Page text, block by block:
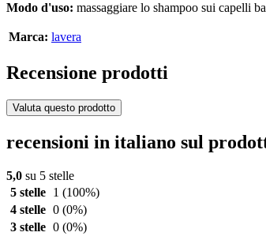
Modo d'uso: massaggiare lo shampoo sui capelli
Marca: lavera
Recensione prodotti
Valuta questo prodotto
recensioni in italiano sul
5,0 su 5 stelle
5 stelle
1 (100%)
4 stelle 0 (0%)
3 stelle 0 (0%)